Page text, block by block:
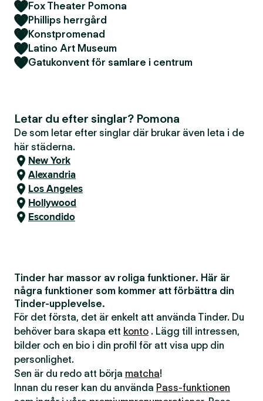
Fox Theater Pomona
Phillips herrgård
Konstpromenad
Latino Art Museum
Gatukonvent för samlare i centrum
Letar du efter singlar? Pomona
De som letar efter singlar där brukar även leta i de
här städerna.
New York
Alexandria
Los Angeles
Hollywood
Escondido
Tinder har massor av roliga funktioner. Här är
några funktioner som kommer att förbättra din
Tinder-upplevelse.
För det första, det är enkelt att använda Tinder. Du
behöver bara skapa ett konto . Lägg till intressen,
bilder och en bio i din profil för att visa upp din
personlighet.
Sen är du redo att börja matcha!
Innan du reser kan du använda Pass-funktionen